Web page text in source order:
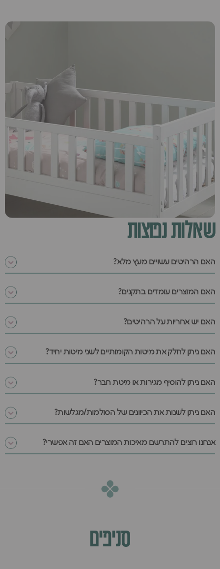
שאלות נפוצות
האם הרהיטים עשויים מעץ מלא?
האם המוצרים עומדים בתקנים?
האם יש אחריות על הרהיטים?
האם ניתן לחלק את מיטות הקומותיים לשני מיטות יחיד?
האם ניתן להוסיף מגירות או מיטת חבר?
האם ניתן לשנות את הכיוונים של הסולמות/מגלשות?
אנחנו רוצים להתרשם מאיכות המוצרים האם זה אפשרי?
סניפים